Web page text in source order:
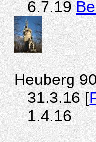
6.7.19
Heuberg
31.3.16 [
1.4.16